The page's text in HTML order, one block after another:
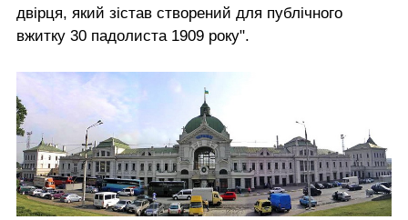
двірця, який зістав створений для публічного
вжитку 30 падолиста 1909 року".